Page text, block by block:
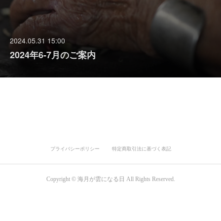
2024.05.31 15:00
2024年6-7月のご案内
プライバシーポリシー 特定商取引法に基づく表記
Copyright © 海月が雲になる日 All Rights Reserved.